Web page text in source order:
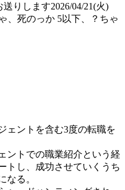
りします2026/04/21(火)
、死のっか 5以下、？ちゃ
ェントを含む3度の転職を
ントでの職業紹介という経
トし、成功させていくうち
なる。